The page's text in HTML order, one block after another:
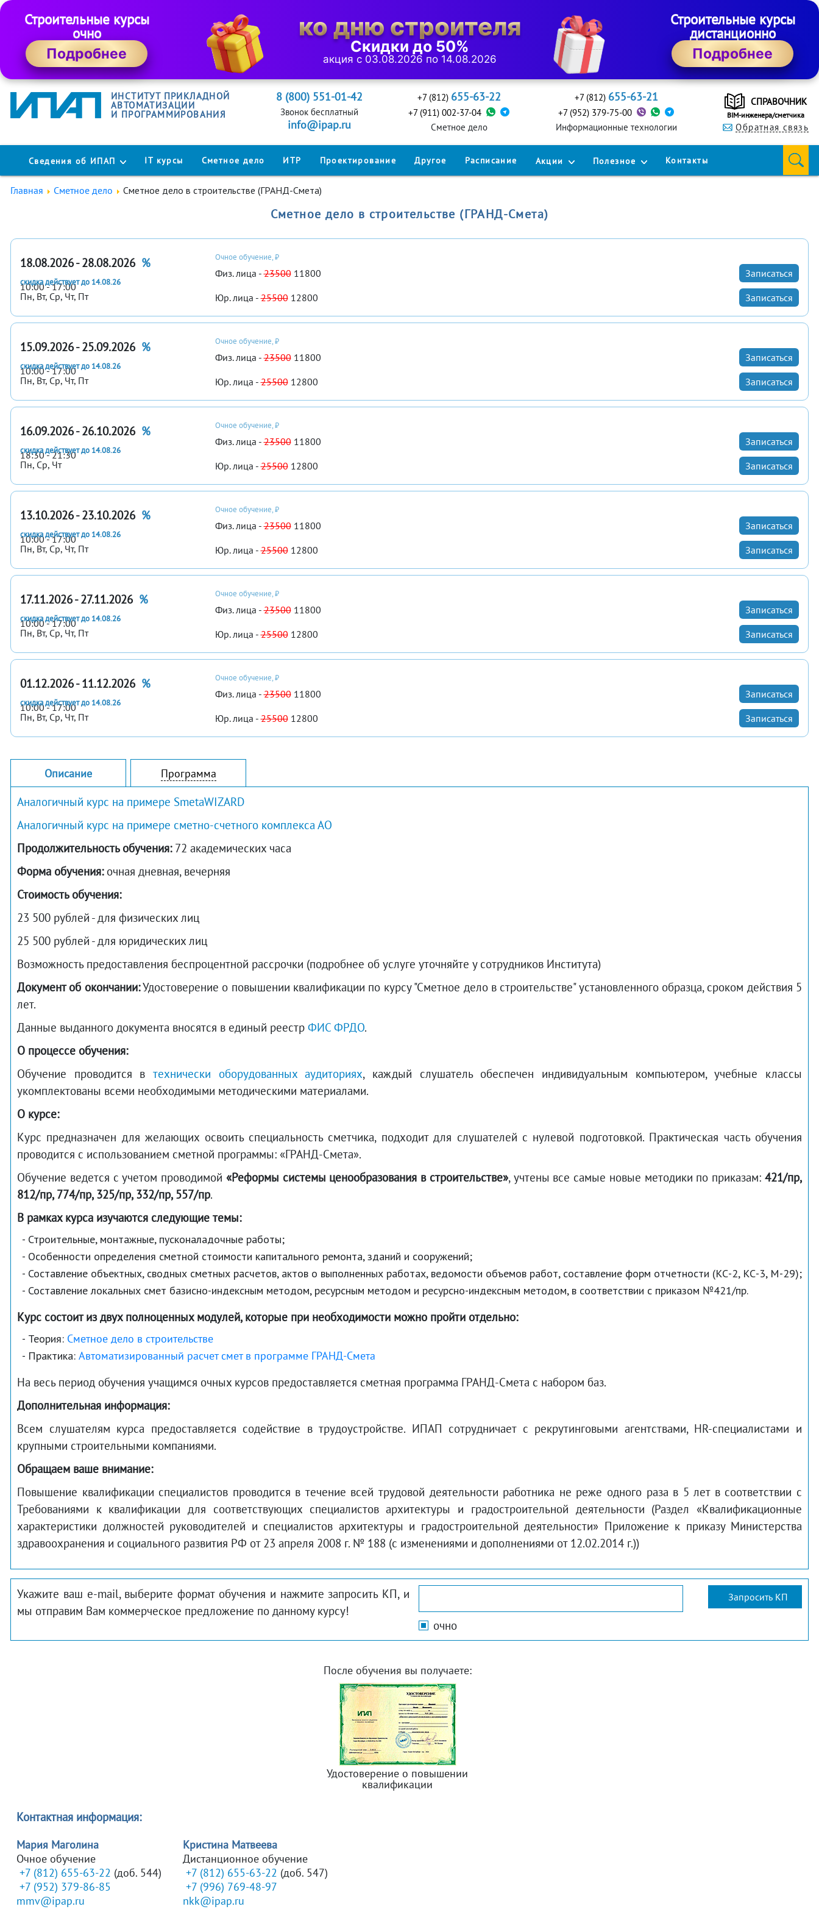
Строительные курсы
очно
Подробнее
ко дню строителя
Скидки до 50%
акция с 03.08.2026 по 14.08.2026
Строительные курсы
дистанционно
Подробнее
ИНСТИТУТ ПРИКЛАДНОЙ
АВТОМАТИЗАЦИИ
И ПРОГРАММИРОВАНИЯ
8 (800) 551-01-42
Звонок бесплатный
info@ipap.ru
+7 (812) 655-63-22
+7 (911) 002-37-04
Cметное дело
+7 (812) 655-63-21
+7 (952) 379-75-00
Информационные технологии
СПРАВОЧНИК
BIM-инженера/сметчика
Обратная связь
Сведения об ИПАП IT курсы Сметное дело ИТР Проектирование Другое Расписание Акции Полезное Контакты
Главная Сметное дело Сметное дело в строительстве (ГРАНД-Смета)
Сметное дело в строительстве (ГРАНД-Смета)
18.08.2026 - 28.08.2026 %
скидка действует до 14.08.26
10:00 - 17:00
Пн, Вт, Ср, Чт, Пт
Очное обучение, ₽
Физ. лица -23500 11800
Записаться
Юр. лица -25500 12800 Записаться
15.09.2026 - 25.09.2026 %
скидка действует до 14.08.26
10:00 - 17:00
Пн, Вт, Ср, Чт, Пт
Очное обучение, ₽
Физ. лица -23500 11800
Записаться
Юр. лица -25500 12800 Записаться
16.09.2026 - 26.10.2026 %
скидка действует до 14.08.26
18:30 - 21:30
Пн, Ср, Чт
Очное обучение, ₽
Физ. лица -23500 11800
Записаться
Юр. лица -25500 12800 Записаться
13.10.2026 - 23.10.2026 %
скидка действует до 14.08.26
10:00 - 17:00
Пн, Вт, Ср, Чт, Пт
Очное обучение, ₽
Физ. лица -23500 11800
Записаться
Юр. лица -25500 12800 Записаться
17.11.2026 - 27.11.2026 %
скидка действует до 14.08.26
10:00 - 17:00
Пн, Вт, Ср, Чт, Пт
Очное обучение, ₽
Физ. лица -23500 11800
Записаться
Юр. лица -25500 12800 Записаться
01.12.2026 - 11.12.2026 %
скидка действует до 14.08.26
10:00 - 17:00
Пн, Вт, Ср, Чт, Пт
Очное обучение, ₽
Физ. лица -23500 11800
Записаться
Юр. лица -25500 12800 Записаться
Описание Программа
Аналогичный курс на примере SmetaWIZARD
Аналогичный курс на примере сметно-счетного комплекса АО
Продолжительность обучения:72 академических часа
Форма обучения:очная дневная, вечерняя
Стоимость обучения:
23 500 рублей - для физических лиц
25 500 рублей - для юридических лиц
Возможность предоставления беспроцентной рассрочки (подробнее об услуге уточняйте у сотрудников Института)
Документ об окончании:Удостоверение о повышении квалификации по курсу "Сметное дело в строительстве" установленного образца, сроком действия 5
лет.
Данные выданного документа вносятся в единый реестр ФИС ФРДО.
О процессе обучения:
Обучение проводится в технически оборудованных аудиториях, каждый слушатель обеспечен индивидуальным компьютером, учебные классы
укомплектованы всеми необходимыми методическими материалами.
О курсе:
Курс предназначен для желающих освоить специальность сметчика, подходит для слушателей с нулевой подготовкой. Практическая часть обучения
проводится с использованием сметной программы: «ГРАНД-Смета».
Обучение ведется с учетом проводимой «Реформы системы ценообразования в строительстве», учтены все самые новые методики по приказам:421/пр,
812/пр, 774/пр, 325/пр, 332/пр, 557/пр.
В рамках курса изучаются следующие темы:
- Строительные, монтажные, пусконаладочные работы;
- Особенности определения сметной стоимости капитального ремонта, зданий и сооружений;
- Составление объектных, сводных сметных расчетов, актов о выполненных работах, ведомости объемов работ, составление форм отчетности (КС-2, КС-3, М-29);
- Составление локальных смет базисно-индексным методом, ресурсным методом и ресурсно-индексным методом, в соответствии с приказом №421/пр.
Курс состоит из двух полноценных модулей, которые при необходимости можно пройти отдельно:
- Теория: Сметное дело в строительстве
- Практика: Автоматизированный расчет смет в программе ГРАНД-Смета
На весь период обучения учащимся очных курсов предоставляется сметная программа ГРАНД-Смета с набором баз.
Дополнительная информация:
Всем слушателям курса предоставляется содействие в трудоустройстве. ИПАП сотрудничает с рекрутинговыми агентствами, HR-специалистами и
крупными строительными компаниями.
Обращаем ваше внимание:
Повышение квалификации специалистов проводится в течение всей трудовой деятельности работника не реже одного раза в 5 лет в соответствии с
Требованиями к квалификации для соответствующих специалистов архитектуры и градостроительной деятельности (Раздел «Квалификационные
характеристики должностей руководителей и специалистов архитектуры и градостроительной деятельности» Приложение к приказу Министерства
здравоохранения и социального развития РФ от 23 апреля 2008 г. № 188 (с изменениями и дополнениями от 12.02.2014 г.))
Укажите ваш e-mail, выберите формат обучения и нажмите запросить КП, и
мы отправим Вам коммерческое предложение по данному курсу!
очно
После обучения вы получаете:
Удостоверение о повышении
квалификации
Контактная информация:
Мария Маголина
Очное обучение
+7 (812) 655-63-22 (доб. 544)
+7 (952) 379-86-85
mmv@ipap.ru
Кристина Матвеева
Дистанционное обучение
+7 (812) 655-63-22 (доб. 547)
+7 (996) 769-48-97
nkk@ipap.ru